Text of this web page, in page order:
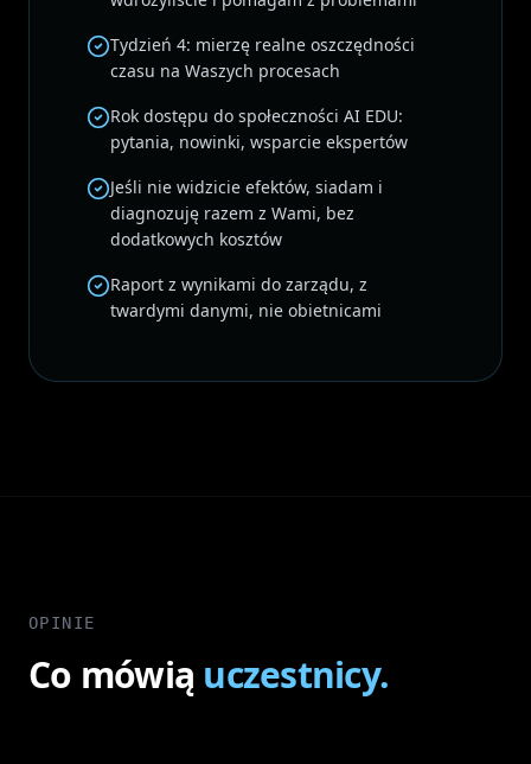
Tydzień 4: mierzę realne oszczędności
czasu na Waszych procesach
Rok dostępu do społeczności AI EDU:
pytania, nowinki, wsparcie ekspertów
Jeśli nie widzicie efektów, siadam i
diagnozuję razem z Wami, bez
dodatkowych kosztów
Raport z wynikami do zarządu, z
twardymi danymi, nie obietnicami
OPINIE
Co mówią uczestnicy.